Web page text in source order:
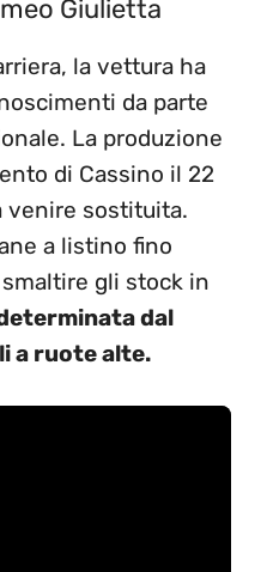
Giulietta
la vettura ha
da parte
La produzione
di Cassino il 22
venire sostituita.
a listino fino
smaltire gli stock in
dal
a ruote alte.